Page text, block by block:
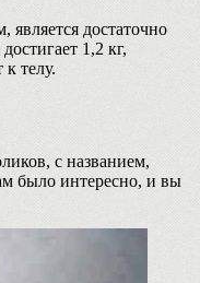
достаточно
1,2 кг,
телу.
с названием,
было интересно, и вы